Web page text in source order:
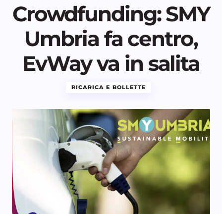
Crowdfunding: SMY
Umbria fa centro,
EvWay va in salita
RICARICA E BOLLETTE